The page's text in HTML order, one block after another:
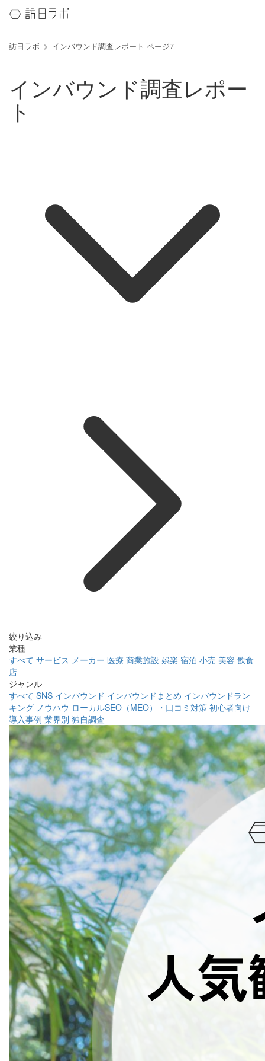
訪日ラボ インバウンド調査レポート ページ7
インバウンド調査レポー
ト
絞り込み
業種
すべて サービス メーカー 医療 商業施設 娯楽 宿泊 小売 美容 飲食
店
ジャンル
すべて SNS インバウンド インバウンドまとめ インバウンドラン
キング ノウハウ ローカルSEO（MEO）・口コミ対策 初心者向け
導入事例 業界別 独自調査